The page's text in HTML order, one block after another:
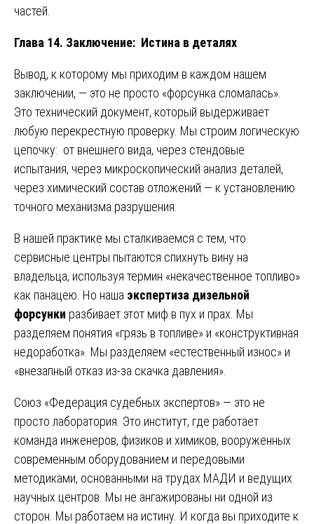
частей.
Глава 14. Заключение: Истина в деталях
Вывод, к которому мы приходим в каждом нашем
заключении, — это не просто «форсунка сломалась».
Это технический документ, который выдерживает
любую перекрестную проверку. Мы строим логическую
цепочку: от внешнего вида, через стендовые
испытания, через микроскопический анализ деталей,
через химический состав отложений — к установлению
точного механизма разрушения.
В нашей практике мы сталкиваемся с тем, что
сервисные центры пытаются спихнуть вину на
владельца, используя термин «некачественное топливо»
как панацею. Но наша экспертиза дизельной
форсунки разбивает этот миф в пух и прах. Мы
разделяем понятия «грязь в топливе» и «конструктивная
недоработка». Мы разделяем «естественный износ» и
«внезапный отказ из-за скачка давления».
Союз «Федерация судебных экспертов» — это не
просто лаборатория. Это институт, где работает
команда инженеров, физиков и химиков, вооруженных
современным оборудованием и передовыми
методиками, основанными на трудах МАДИ и ведущих
научных центров. Мы не ангажированы ни одной из
сторон. Мы работаем на истину. И когда вы приходите к